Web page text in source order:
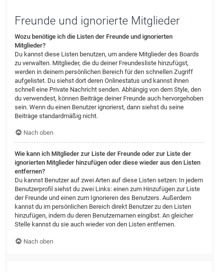
Freunde und ignorierte Mitglieder
Wozu benötige ich die Listen der Freunde und ignorierten
Mitglieder?
Du kannst diese Listen benutzen, um andere Mitglieder des Boards
zu verwalten. Mitglieder, die du deiner Freundesliste hinzufügst,
werden in deinem persönlichen Bereich für den schnellen Zugriff
aufgelistet. Du siehst dort deren Onlinestatus und kannst ihnen
schnell eine Private Nachricht senden. Abhängig von dem Style, den
du verwendest, können Beiträge deiner Freunde auch hervorgehoben
sein. Wenn du einen Benutzer ignorierst, dann siehst du seine
Beiträge standardmäßig nicht.
Nach oben
Wie kann ich Mitglieder zur Liste der Freunde oder zur Liste der
ignorierten Mitglieder hinzufügen oder diese wieder aus den Listen
entfernen?
Du kannst Benutzer auf zwei Arten auf diese Listen setzen: In jedem
Benutzerprofil siehst du zwei Links: einen zum Hinzufügen zur Liste
der Freunde und einen zum Ignorieren des Benutzers. Außerdem
kannst du im persönlichen Bereich direkt Benutzer zu den Listen
hinzufügen, indem du deren Benutzernamen eingibst. An gleicher
Stelle kannst du sie auch wieder von den Listen entfernen.
Nach oben